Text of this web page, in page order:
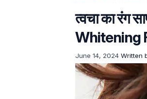
त्वचा का रंग
Whitening
June 14, 2024 Written